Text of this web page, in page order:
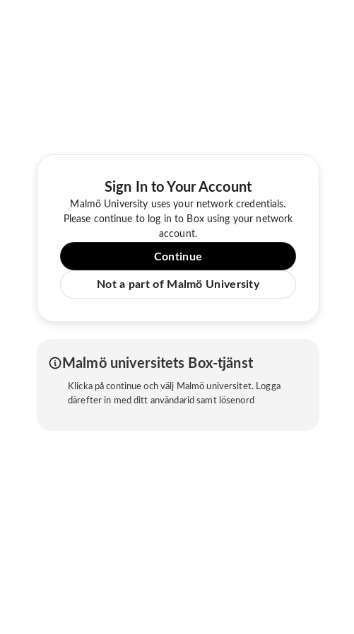
Sign In to Your Account
Malmö University uses your network credentials.
Please continue to log in to Box using your network
account.
Continue
Not a part of Malmö University
Malmö universitets Box-tjänst
Klicka på continue och välj Malmö universitet. Logga
därefter in med ditt användarid samt lösenord